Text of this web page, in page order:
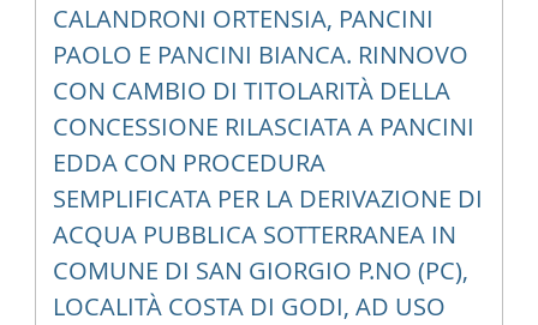
CALANDRONI ORTENSIA, PANCINI
PAOLO E PANCINI BIANCA. RINNOVO
CON CAMBIO DI TITOLARITÀ DELLA
CONCESSIONE RILASCIATA A PANCINI
EDDA CON PROCEDURA
SEMPLIFICATA PER LA DERIVAZIONE DI
ACQUA PUBBLICA SOTTERRANEA IN
COMUNE DI SAN GIORGIO P.NO (PC),
LOCALITÀ COSTA DI GODI, AD USO